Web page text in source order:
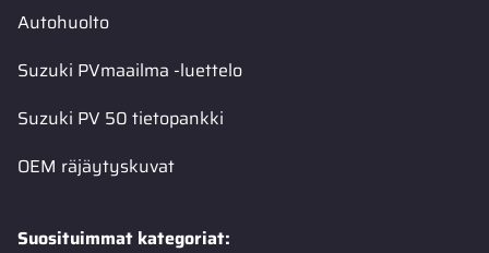
Autohuolto
Suzuki PVmaailma -luettelo
Suzuki PV 50 tietopankki
OEM räjäytyskuvat
Suosituimmat kategoriat: